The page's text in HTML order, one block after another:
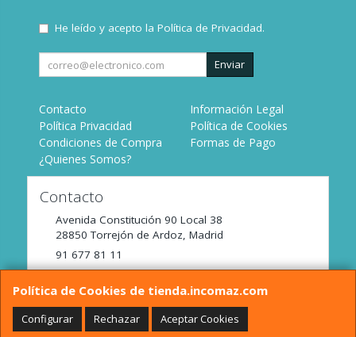
Política de Cookies de tienda.incomaz.com
Configurar Rechazar Aceptar Cookies
He leído y acepto la Política de Privacidad.
Enviar
Contacto
Información Legal
Política Privacidad
Política de Cookies
Condiciones de Compra
Formas de Pago
¿Quienes Somos?
Contacto
Avenida Constitución 90 Local 38
28850 Torrejón de Ardoz, Madrid
91 677 81 11
tienda@incomaz.com
Horario